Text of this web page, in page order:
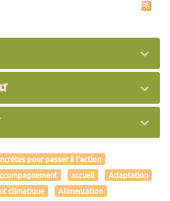
pour passer à l’action
accueil
Adaptation
climatique
Alimentation